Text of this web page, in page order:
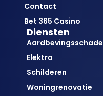
Contact
Bet 365 Casino
Diensten
Aardbevingsschade
Elektra
Schilderen
Woningrenovatie